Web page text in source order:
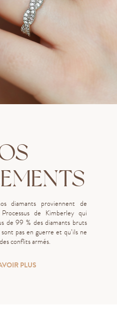
diamants proviennent de
de Kimberley qui
de 99 % des diamants bruts
pas en guerre et qu’ils ne
conflits armés.
PLUS